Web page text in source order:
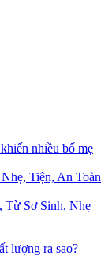
nhiều bố mẹ
Tiện, An Toàn
Từ Sơ Sinh, Nhẹ
lượng ra sao?